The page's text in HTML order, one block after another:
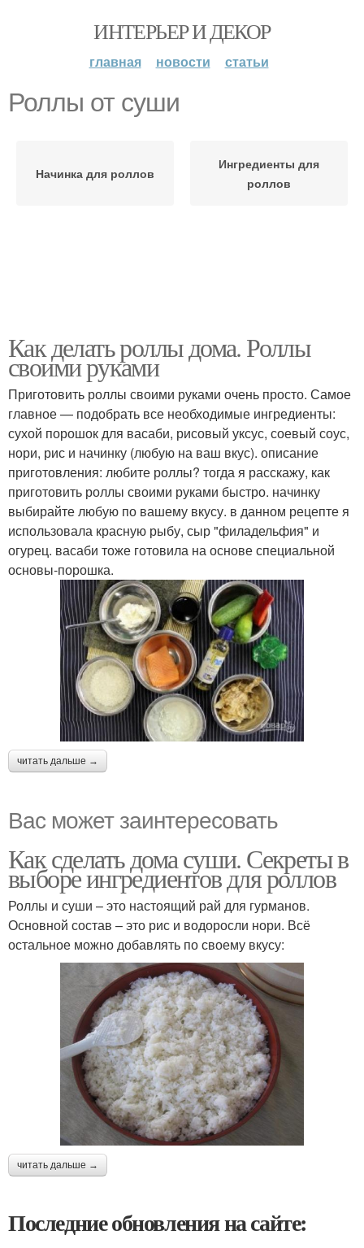
ИНТЕРЬЕР И ДЕКОР
главная новости статьи
Роллы от суши
Начинка для роллов
Ингредиенты для
роллов
Как делать роллы дома. Роллы
своими руками
Приготовить роллы своими руками очень просто. Самое
главное — подобрать все необходимые ингредиенты:
сухой порошок для васаби, рисовый уксус, соевый соус,
нори, рис и начинку (любую на ваш вкус). описание
приготовления: любите роллы? тогда я расскажу, как
приготовить роллы своими руками быстро. начинку
выбирайте любую по вашему вкусу. в данном рецепте я
использовала красную рыбу, сыр "филадельфия" и
огурец. васаби тоже готовила на основе специальной
основы-порошка.
читать дальше →
Вас может заинтересовать
Как сделать дома суши. Секреты в
выборе ингредиентов для роллов
Роллы и суши – это настоящий рай для гурманов.
Основной состав – это рис и водоросли нори. Всё
остальное можно добавлять по своему вкусу:
читать дальше →
Последние обновления на сайте: